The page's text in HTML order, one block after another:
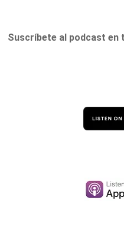
Suscríbete al podcast